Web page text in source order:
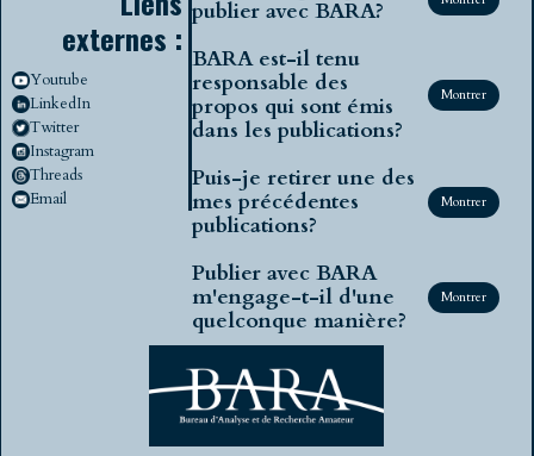
externes :
Youtube
LinkedIn
Twitter
Instagram
Threads
Email
publier avec BARA?
BARA est-il tenu
responsable des
propos qui sont émis
dans les publications?
Montrer
Puis-je retirer une des
mes précédentes
publications?
Montrer
Publier avec BARA
m'engage-t-il d'une
quelconque manière?
Montrer